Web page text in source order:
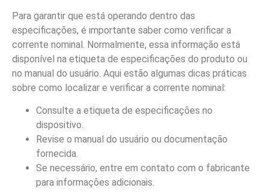
Para garantir que está operando dentro das
especificações, é importante saber como verificar a
corrente nominal. Normalmente, essa informação está
disponível na etiqueta de especificações do produto ou
no manual do usuário. Aqui estão algumas dicas práticas
sobre como localizar e verificar a corrente nominal:
Consulte a etiqueta de especificações no
dispositivo.
Revise o manual do usuário ou documentação
fornecida.
Se necessário, entre em contato com o fabricante
para informações adicionais.